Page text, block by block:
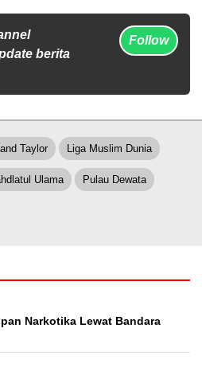
berita
Follow
Taylor Liga Muslim Dunia
Ulama Pulau Dewata
Narkotika Lewat Bandara